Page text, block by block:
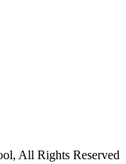
All Rights Reserved